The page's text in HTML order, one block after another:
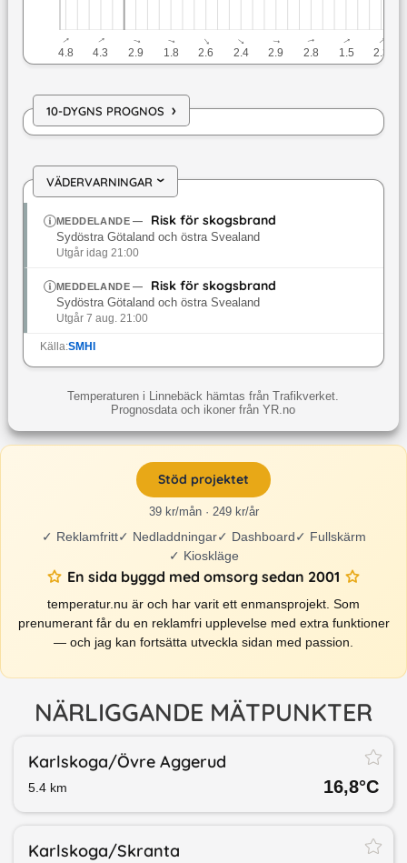
↓
4.8
↓
4.3
↓
2.9
↓
1.8
↓
2.6
↓
2.4
↓
2.9
↓
2.8
↓
1.5
↓
2.3
10-DYGNS PROGNOS ›
VÄDERVARNINGAR›
MEDDELANDE— Risk för skogsbrand
Sydöstra Götaland och östra Svealand
Utgår idag 21:00
MEDDELANDE— Risk för skogsbrand
Sydöstra Götaland och östra Svealand
Utgår 7 aug. 21:00
Källa:SMHI
Temperaturen i Linnebäck hämtas från Trafikverket.
Prognosdata och ikoner från YR.no
Stöd projektet
39 kr/mån · 249 kr/år
✓ Reklamfritt✓ Nedladdningar✓ Dashboard✓ Fullskärm
✓ Kioskläge
En sida byggd med omsorg sedan 2001
temperatur.nu är och har varit ett enmansprojekt. Som
prenumerant får du en reklamfri upplevelse med extra funktioner
— och jag kan fortsätta utveckla sidan med passion.
NÄRLIGGANDE MÄTPUNKTER
Karlskoga/​Övre Aggerud
5.4 km 16,8°C
Karlskoga/​Skranta